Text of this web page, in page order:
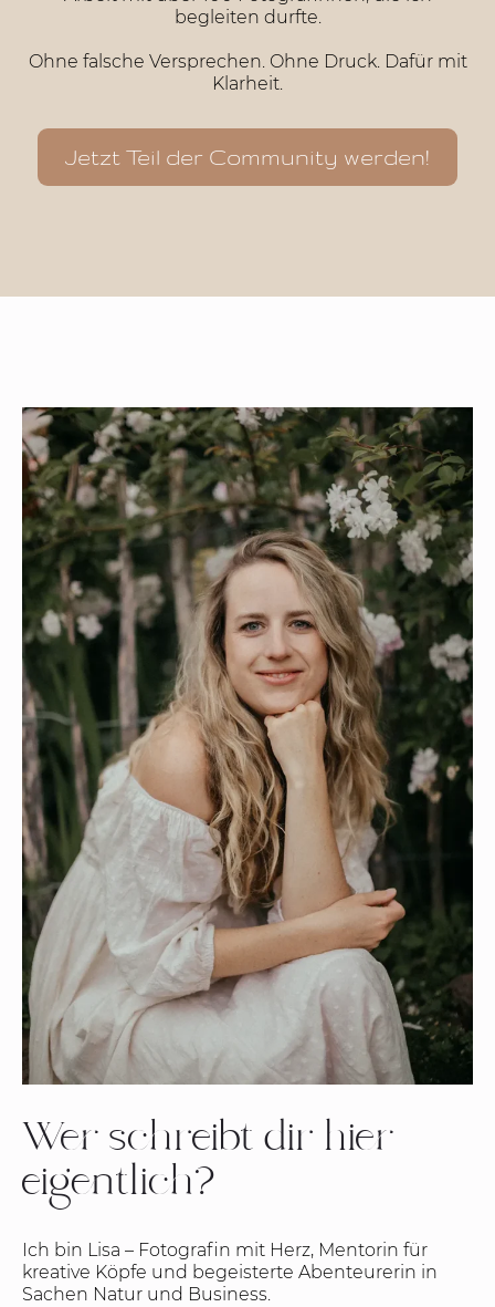
begleiten durfte.
Ohne falsche Versprechen. Ohne Druck. Dafür mit
Klarheit.
Jetzt Teil der Community werden!
Wer schreibt dir hier
eigentlich?
Ich bin Lisa – Fotografin mit Herz, Mentorin für
kreative Köpfe und begeisterte Abenteurerin in
Sachen Natur und Business.